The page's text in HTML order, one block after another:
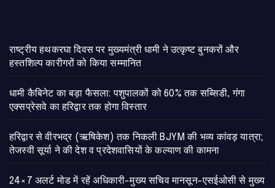
राष्ट्रीय हथकरघा दिवस पर मुख्यमंत्री धामी ने उत्कृष्ट बुनकरों और
हस्तशिल्प कारीगरों को किया सम्मानित
​धामी कैबिनेट का बड़ा फैसला: पशुपालकों को 60% तक सब्सिडी, गंगा
एक्सप्रेसवे का हरिद्वार तक होगा विस्तार
​हरिद्वार से वीरभद्र (ऋषिकेश) तक निकली BJYM की भव्य कांवड़ यात्रा;
तेजस्वी सूर्या ने की देश व प्रदेशवासियों के कल्याण की कामना
24×7 अलर्ट मोड में रहें अधिकारी-मुख्य सचिव मानसून-एसईओसी से मुख्य